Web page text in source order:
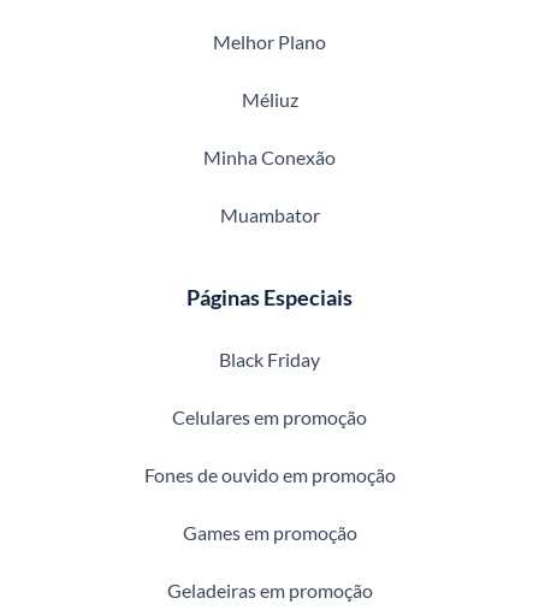
Melhor Plano
Méliuz
Minha Conexão
Muambator
Páginas Especiais
Black Friday
Celulares em promoção
Fones de ouvido em promoção
Games em promoção
Geladeiras em promoção